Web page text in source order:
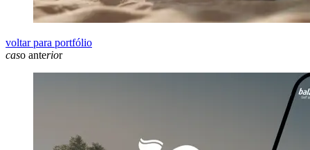
voltar para portfólio
caso anterior